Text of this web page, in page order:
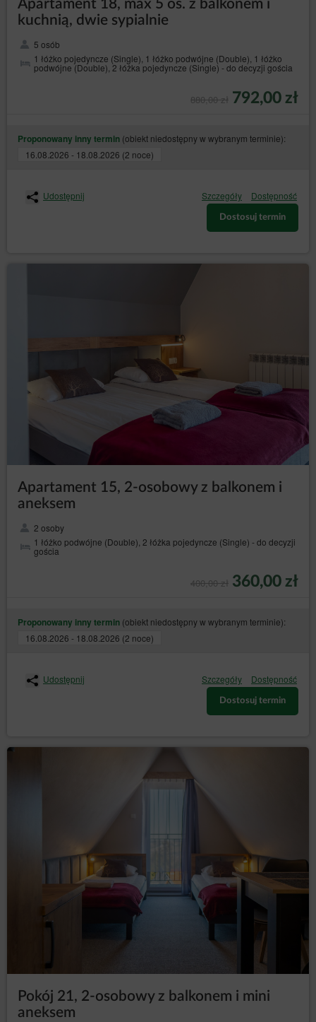
5. Parking i części wspólne
Parking dostępny jest dla Gości bezpłatnie i jest parkingiem
niestrzeżonym.
parkingu pojzady oraz pozostawione w nich w mienie.
Dzieci na terenie obiektu powinny przebywać pod stałą
W "Strefie Zabawy" na poziomie -1 dzieci muszą pozostawać
pod stałą opieką i nadzorem opiekunów.
IX. POSTANOWIENIA
prawach konsumenta, Gościowi nie przysługuje prawo
odstąpienia od umowy zawartej na odległość.
Zamknij
Apartament 18, max 5 os. z balkonem i
kuchnią, dwie sypialnie
5 osób
1 łóżko pojedyncze (Single), 1 łóżko podwójne (Double), 1 łóżko
podwójne (Double), 2 łóżka pojedyncze (Single) - do decyzji gościa
880,00 zł 792,00 zł
Proponowany inny termin (obiekt niedostępny w wybranym terminie):
16.08.2026 - 18.08.2026 (2 noce)
Udostępnij Szczegóły Dostępność
Dostosuj termin
Apartament 15, 2-osobowy z balkonem i
aneksem
2 osoby
1 łóżko podwójne (Double), 2 łóżka pojedyncze (Single) - do decyzji
gościa
400,00 zł 360,00 zł
Proponowany inny termin (obiekt niedostępny w wybranym terminie):
16.08.2026 - 18.08.2026 (2 noce)
Udostępnij Szczegóły Dostępność
Dostosuj termin
Pokój 21, 2-osobowy z balkonem i mini
aneksem